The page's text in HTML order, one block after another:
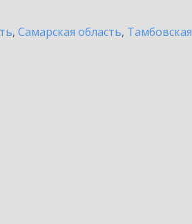
, Самарская область, Тамбовская